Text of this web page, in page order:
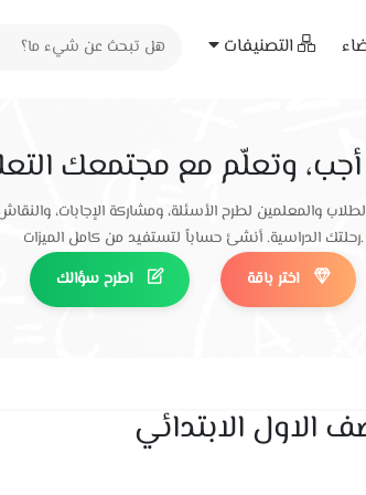
التصنيفات
وتعلّم مع مجتمعك
والمعلمين لطرح الأسئلة، ومشاركة الإجابات،
رحلتك الدراسية. أنشئ حساباً لتستفيد من كامل الميزات.
اطرح سؤالك
اختر باقة
الاول الابتدائي